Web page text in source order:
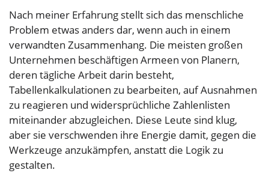
Nach meiner Erfahrung stellt sich das menschliche
Problem etwas anders dar, wenn auch in einem
verwandten Zusammenhang. Die meisten großen
Unternehmen beschäftigen Armeen von Planern,
deren tägliche Arbeit darin besteht,
Tabellenkalkulationen zu bearbeiten, auf Ausnahmen
zu reagieren und widersprüchliche Zahlenlisten
miteinander abzugleichen. Diese Leute sind klug,
aber sie verschwenden ihre Energie damit, gegen die
Werkzeuge anzukämpfen, anstatt die Logik zu
gestalten.